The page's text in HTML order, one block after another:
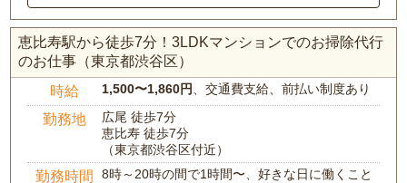
恵比寿駅から徒歩7分！3LDKマンションでのお掃除代行
のお仕事（東京都渋谷区）
時給 1,500〜1,860円、交通費支給、前払い制度あり
勤務地
広尾 徒歩7分
恵比寿 徒歩7分
（東京都渋谷区付近）
勤務時間
8時～20時の間で1時間〜、好きな日に働くこと